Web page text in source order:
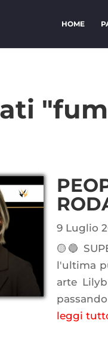
HOME
9 Luglio
🟡🔵
l'ultima
arte
leggi